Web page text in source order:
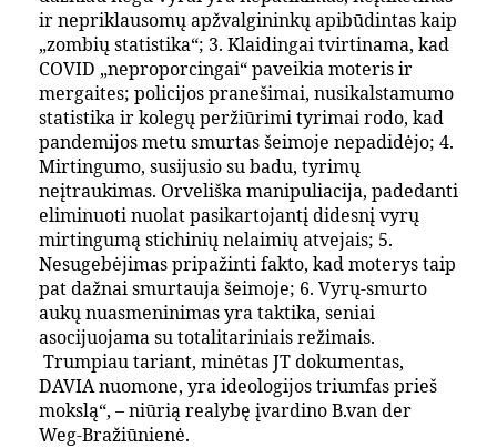
ir nepriklausomų apžvalgininkų apibūdintas kaip
„zombių statistika“; 3. Klaidingai tvirtinama, kad
COVID „neproporcingai“ paveikia moteris ir
mergaites; policijos pranešimai, nusikalstamumo
statistika ir kolegų peržiūrimi tyrimai rodo, kad
pandemijos metu smurtas šeimoje nepadidėjo; 4.
Mirtingumo, susijusio su badu, tyrimų
neįtraukimas. Orveliška manipuliacija, padedanti
eliminuoti nuolat pasikartojantį didesnį vyrų
mirtingumą stichinių nelaimių atvejais; 5.
Nesugebėjimas pripažinti fakto, kad moterys taip
pat dažnai smurtauja šeimoje; 6. Vyrų-smurto
aukų nuasmeninimas yra taktika, seniai
asocijuojama su totalitariniais režimais.
Trumpiau tariant, minėtas JT dokumentas,
DAVIA nuomone, yra ideologijos triumfas prieš
mokslą“, – niūrią realybę įvardino B.van der
Weg-Bražiūnienė.